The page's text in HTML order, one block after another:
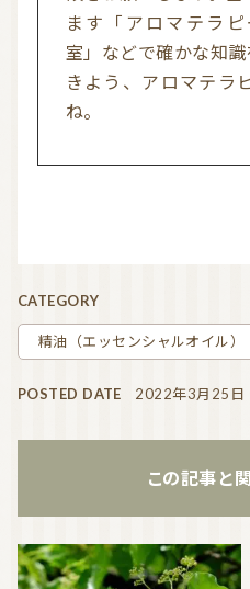
ます「アロマテラ
室」などで確かな知
きよう、アロマテラ
ね。
CATEGORY
精油（エッセンシャルオイル）
POSTED DATE 2022年3月25日
この記事